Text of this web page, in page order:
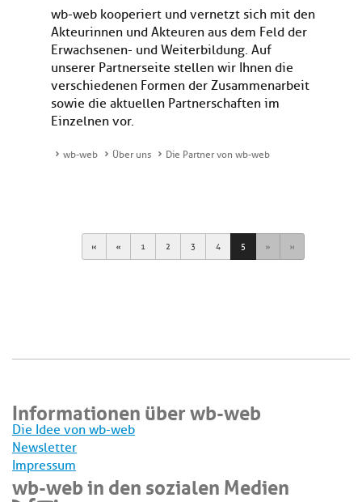
wb-web kooperiert und vernetzt sich mit den
Akteurinnen und Akteuren aus dem Feld der
Erwachsenen- und Weiterbildung. Auf
unserer Partnerseite stellen wir Ihnen die
verschiedenen Formen der Zusammenarbeit
sowie die aktuellen Partnerschaften im
Einzelnen vor.
wb-web Über uns Die Partner von wb-web
First Previous
1 2 3 4 5 Next Last
Informationen über wb-web
Die Idee von wb-web
Newsletter
Impressum
wb-web in den sozialen Medien